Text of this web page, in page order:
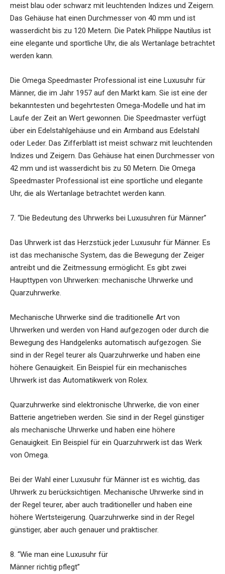
meist blau oder schwarz mit leuchtenden Indizes und Zeigern.
Das Gehäuse hat einen Durchmesser von 40 mm und ist
wasserdicht bis zu 120 Metern. Die Patek Philippe Nautilus ist
eine elegante und sportliche Uhr, die als Wertanlage betrachtet
werden kann.
Die Omega Speedmaster Professional ist eine Luxusuhr für
Männer, die im Jahr 1957 auf den Markt kam. Sie ist eine der
bekanntesten und begehrtesten Omega-Modelle und hat im
Laufe der Zeit an Wert gewonnen. Die Speedmaster verfügt
über ein Edelstahlgehäuse und ein Armband aus Edelstahl
oder Leder. Das Zifferblatt ist meist schwarz mit leuchtenden
Indizes und Zeigern. Das Gehäuse hat einen Durchmesser von
42 mm und ist wasserdicht bis zu 50 Metern. Die Omega
Speedmaster Professional ist eine sportliche und elegante
Uhr, die als Wertanlage betrachtet werden kann.
7. “Die Bedeutung des Uhrwerks bei Luxusuhren für Männer”
Das Uhrwerk ist das Herzstück jeder Luxusuhr für Männer. Es
ist das mechanische System, das die Bewegung der Zeiger
antreibt und die Zeitmessung ermöglicht. Es gibt zwei
Haupttypen von Uhrwerken: mechanische Uhrwerke und
Quarzuhrwerke.
Mechanische Uhrwerke sind die traditionelle Art von
Uhrwerken und werden von Hand aufgezogen oder durch die
Bewegung des Handgelenks automatisch aufgezogen. Sie
sind in der Regel teurer als Quarzuhrwerke und haben eine
höhere Genauigkeit. Ein Beispiel für ein mechanisches
Uhrwerk ist das Automatikwerk von Rolex.
Quarzuhrwerke sind elektronische Uhrwerke, die von einer
Batterie angetrieben werden. Sie sind in der Regel günstiger
als mechanische Uhrwerke und haben eine höhere
Genauigkeit. Ein Beispiel für ein Quarzuhrwerk ist das Werk
von Omega.
Bei der Wahl einer Luxusuhr für Männer ist es wichtig, das
Uhrwerk zu berücksichtigen. Mechanische Uhrwerke sind in
der Regel teurer, aber auch traditioneller und haben eine
höhere Wertsteigerung. Quarzuhrwerke sind in der Regel
günstiger, aber auch genauer und praktischer.
8. “Wie man eine Luxusuhr für
Männer richtig pflegt”